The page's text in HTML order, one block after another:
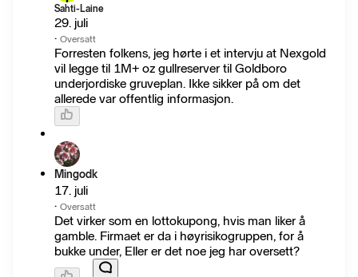
Sahti-Laine
29. juli
· Oversatt
Forresten folkens, jeg hørte i et intervju at Nexgold
vil legge til 1M+ oz gullreserver til Goldboro
underjordiske gruveplan. Ikke sikker på om det
allerede var offentlig informasjon.
Mingodk
17. juli
· Oversatt
Det virker som en lottokupong, hvis man liker å
gamble. Firmaet er da i høyrisikogruppen, for å
bukke under, Eller er det noe jeg har oversett?